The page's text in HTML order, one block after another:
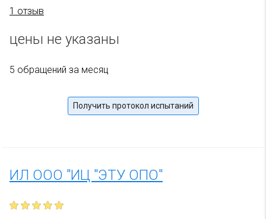
1 отзыв
цены не указаны
5 обращений за месяц
Получить протокол испытаний
ИЛ ООО "ИЦ "ЭТУ ОПО"